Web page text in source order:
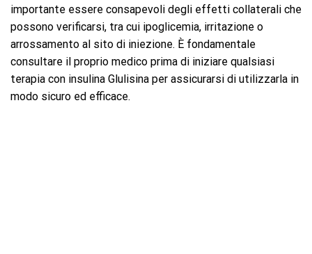
importante essere consapevoli degli effetti collaterali che
possono verificarsi, tra cui ipoglicemia, irritazione o
arrossamento al sito di iniezione. È fondamentale
consultare il proprio medico prima di iniziare qualsiasi
terapia con insulina Glulisina per assicurarsi di utilizzarla in
modo sicuro ed efficace.